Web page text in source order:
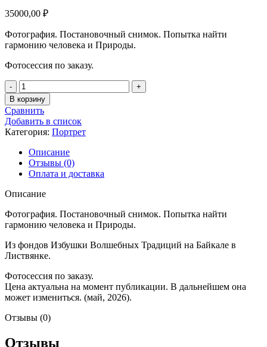
35000,00 ₽
Фотография. Постановочный снимок. Попытка найти
гармонию человека и Природы.
Фотосессия по заказу.
Количество
товара
Детский
Портрет
-
2
В корзину
Сравнить
Добавить в список
Категория: Портрет
Описание
Отзывы (0)
Оплата и доставка
Описание
Фотография. Постановочный снимок. Попытка найти
гармонию человека и Природы.
Из фондов Избушки Волшебных Традиций на Байкале в
Листвянке.
Фотосессия по заказу.
Цена актуальна на момент публикации. В дальнейшем она
может измениться. (май, 2026).
Отзывы (0)
Отзывы